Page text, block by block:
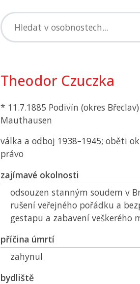
Theodor Czuczka
* 11.7.1885 Podivín (okres Břeclav)
Mauthausen
válka a odboj 1938–1945; oběti
právo
zajímavé okolnosti
odsouzen stanným soudem v
rušení veřejného pořádku a
gestapu a zabavení veškerého
příčina úmrtí
zahynul
bydliště